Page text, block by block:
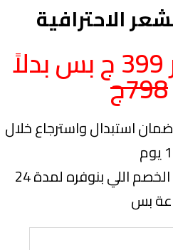
الاحترافية
متوفرة بسعر 399 ج بس بدلاً
798ج
استبدال واسترجاع خلال
يلا املي بياناتك والحقي الخصم اللي بنوفره لمدة 24
بس